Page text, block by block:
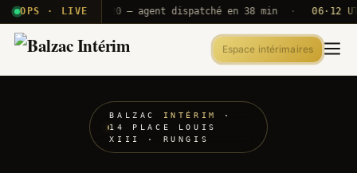
OPS · LIVE
T2E · B71 Push A320 — agent dispatché en 38 min · 06·12 UTC
Espace intérimaires
BALZAC INTÉRIM
·
14 PLACE LOUIS
XIII · RUNGIS